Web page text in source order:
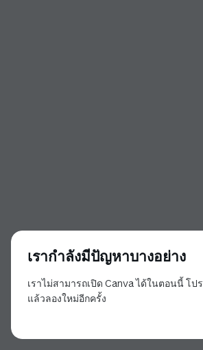
เรากำลังมีปัญหาบางอย่าง
เราไม่สามารถเปิด Canva ได้ในตอนนี้ โ
แล้วลองใหม่อีกครั้ง